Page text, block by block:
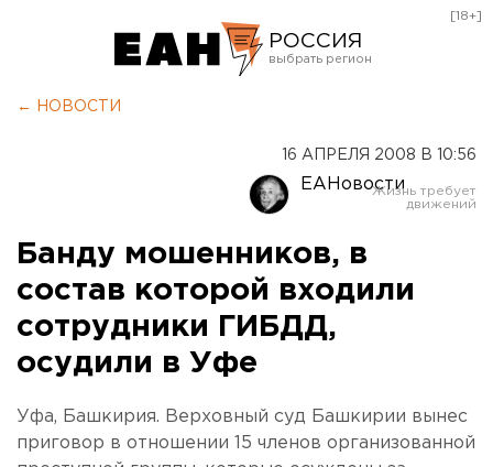
РОССИЯ
Оренбург
[18+]
← НОВОСТИ
16 АПРЕЛЯ 2008 В 10:56
ЕАНовости
Банду мошенников, в
состав которой входили
сотрудники ГИБДД,
осудили в Уфе
Уфа, Башкирия. Верховный суд Башкирии вынес
приговор в отношении 15 членов организованной